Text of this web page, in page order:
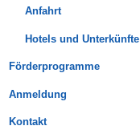
Anfahrt
Hotels und Unterkünfte
Förderprogramme
Anmeldung
Kontakt